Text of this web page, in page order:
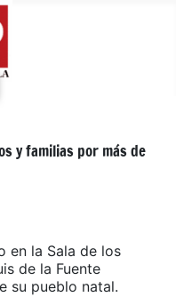
y familias por más de
en la Sala de los
de la Fuente
su pueblo natal.